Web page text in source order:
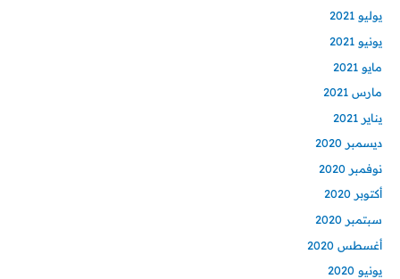
يوليو 2021
يونيو 2021
مايو 2021
مارس 2021
يناير 2021
ديسمبر 2020
نوفمبر 2020
أكتوبر 2020
سبتمبر 2020
أغسطس 2020
يونيو 2020